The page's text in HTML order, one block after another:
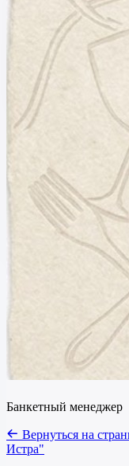
Банкетный менеджер
Вернуться на
Истра"